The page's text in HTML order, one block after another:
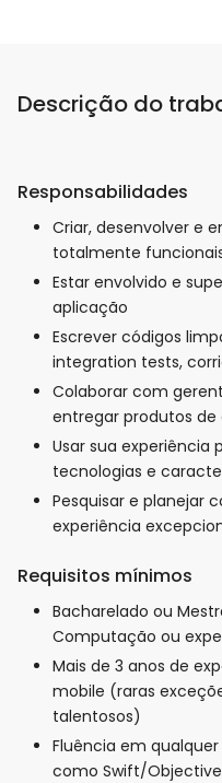
Descrição do
Responsabilidades
Criar, desenvolver e
totalmente
Estar envolvido e
aplicação
Escrever códigos
integration tests,
Colaborar com
entregar produtos de
Usar sua experiência
tecnologias e
Pesquisar e planejar
experiência
Requisitos mínimos
Bacharelado ou
Computação ou
Mais de 3 anos de
mobile (raras
talentosos)
Fluência em
como Swift/